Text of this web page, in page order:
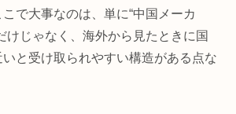
で大事なのは、単に“中国メーカ
けじゃなく、海外から見たときに国
と受け取られやすい構造がある点な